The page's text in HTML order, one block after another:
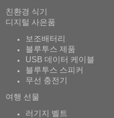
친환경 식기
디지털 사은품
보조배터리
블루투스 제품
USB 데이터 케이블
블루투스 스피커
무선 충전기
여행 선물
러기지 벨트